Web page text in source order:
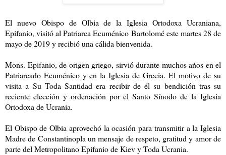
El nuevo Obispo de Olbia de la Iglesia Ortodoxa Ucraniana,
Epifanio, visitó al Patriarca Ecuménico Bartolomé este martes 28 de
mayo de 2019 y recibió una cálida bienvenida.
Mons. Epifanio, de origen griego, sirvió durante muchos años en el
Patriarcado Ecuménico y en la Iglesia de Grecia. Elmotivo de su
visita a Su Toda Santidad era recibir de él su bendición tras su
reciente elección y ordenación por el Santo Sínodo de la Iglesia
Ortodoxa de Ucrania.
El Obispo de Olbia aprovechó la ocasión para transmitir a la Iglesia
Madre de Constantinopla un mensaje de respeto, gratitud y amor de
parte del Metropolitano Epifanio de Kiev y Toda Ucrania.